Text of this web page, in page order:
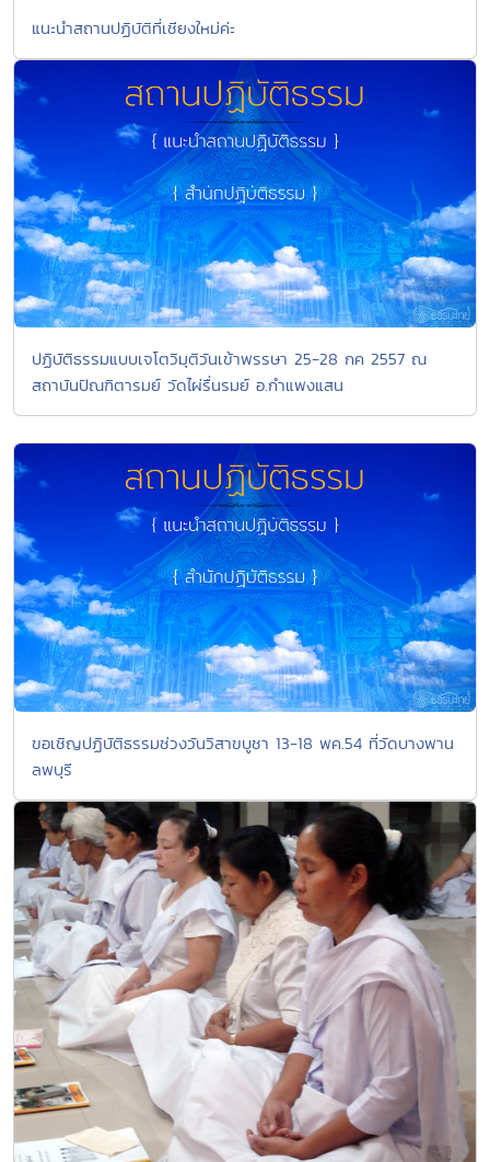
แนะนำสถานปฏิบัติที่เชียงใหม่ค่ะ
ปฏิบัติธรรมแบบเจโตวิมุติวันเข้าพรรษา 25-28 กค 2557 ณ
สถาบันปัณฑิตารมย์ วัดไผ่รื่นรมย์ อ.กำแพงแสน
ขอเชิญปฏิบัติธรรมช่วงวันวิสาขบูชา 13-18 พค.54 ที่วัดบางพาน
ลพบุรี